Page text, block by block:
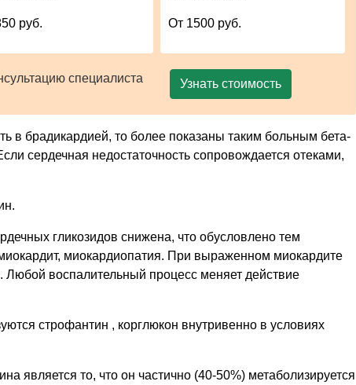
руб. От 1500 руб.
специалиста
Узнать стоимость
в брадикардией, то более показаны таким больным бета-
сердечная недостаточность сопровождается отеками,
гликозидов снижена, что обусловлено тем
миокардиопатия. При выраженном миокардите
Любой воспалительный процесс меняет действие
строфантин , корглюкон внутривенно в условиях
является то, что он частично (40-50%) метаболизируется